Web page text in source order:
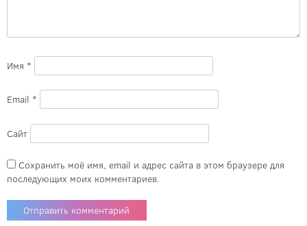
Имя *
Email *
Сайт
Сохранить моё имя, email и адрес сайта в этом браузере для
последующих моих комментариев.